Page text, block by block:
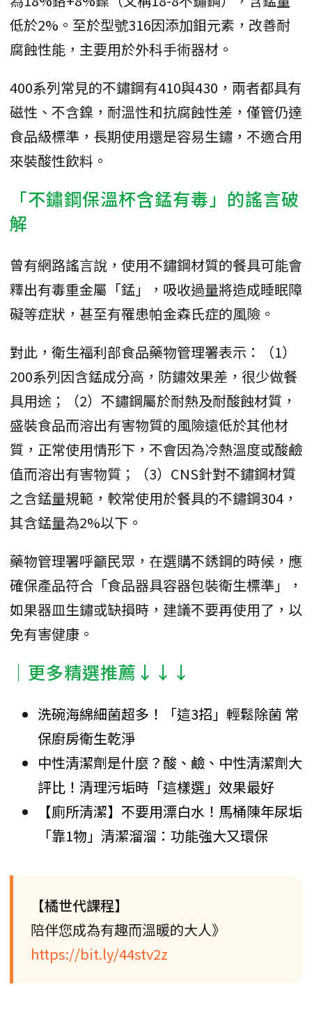
低於2%。至於型號316因添加鉬元素，改善耐
腐蝕性能，主要用於外科手術器材。
400系列常見的不鏽鋼有410與430，兩者都具有
磁性、不含鎳，耐溫性和抗腐蝕性差，僅管仍達
食品級標準，長期使用還是容易生鏽，不適合用
來裝酸性飲料。
「不鏽鋼保溫杯含錳有毒」的謠言破
解
曾有網路謠言說，使用不鏽鋼材質的餐具可能會
釋出有毒重金屬「錳」，吸收過量將造成睡眠障
礙等症狀，甚至有罹患帕金森氏症的風險。
對此，衛生福利部食品藥物管理署表示：（1）
200系列因含錳成分高，防鏽效果差，很少做餐
具用途；（2）不鏽鋼屬於耐熱及耐酸蝕材質，
盛裝食品而溶出有害物質的風險遠低於其他材
質，正常使用情形下，不會因為冷熱溫度或酸鹼
值而溶出有害物質；（3）CNS針對不鏽鋼材質
之含錳量規範，較常使用於餐具的不鏽鋼304，
其含錳量為2%以下。
藥物管理署呼籲民眾，在選購不銹鋼的時候，應
確保產品符合「食品器具容器包裝衛生標準」，
如果器皿生鏽或缺損時，建議不要再使用了，以
免有害健康。
│更多精選推薦↓↓↓
洗碗海綿細菌超多！「這3招」輕鬆除菌 常
保廚房衛生乾淨
中性清潔劑是什麼？酸、鹼、中性清潔劑大
評比！清理污垢時「這樣選」效果最好
【廁所清潔】不要用漂白水！馬桶陳年尿垢
「靠1物」清潔溜溜：功能強大又環保
【橘世代課程】
陪伴您成為有趣而溫暖的大人》
https://bit.ly/44stv2z